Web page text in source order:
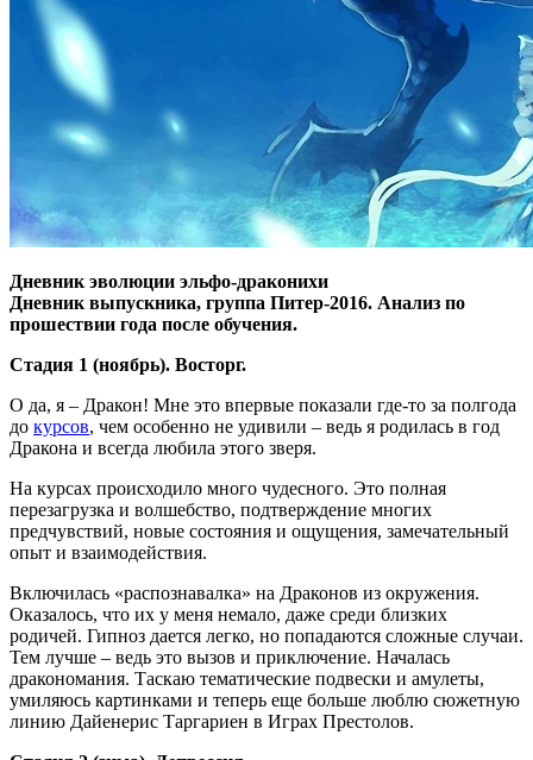
Дневник эволюции эльфо-драконихи
Дневник выпускника, группа Питер-2016. Анализ по
прошествии года после обучения.
Стадия 1 (ноябрь). Восторг.
О да, я – Дракон! Мне это впервые показали где-то за полгода
до курсов, чем особенно не удивили – ведь я родилась в год
Дракона и всегда любила этого зверя.
На курсах происходило много чудесного. Это полная
перезагрузка и волшебство, подтверждение многих
предчувствий, новые состояния и ощущения, замечательный
опыт и взаимодействия.
Включилась «распознавалка» на Драконов из окружения.
Оказалось, что их у меня немало, даже среди близких
родичей. Гипноз дается легко, но попадаются сложные случаи.
Тем лучше – ведь это вызов и приключение. Началась
дракономания. Таскаю тематические подвески и амулеты,
умиляюсь картинками и теперь еще больше люблю сюжетную
линию Дайенерис Таргариен в Играх Престолов.